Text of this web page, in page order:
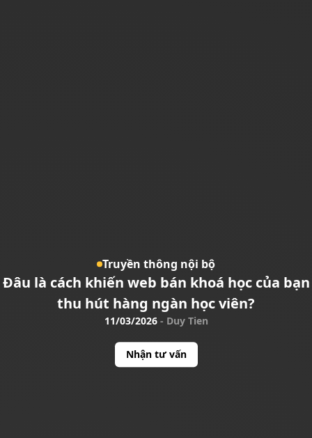
Truyền thông nội bộ
Đâu là cách khiến web bán khoá học của bạn
thu hút hàng ngàn học viên?
11/03/2026 - Duy Tien
Nhận tư vấn